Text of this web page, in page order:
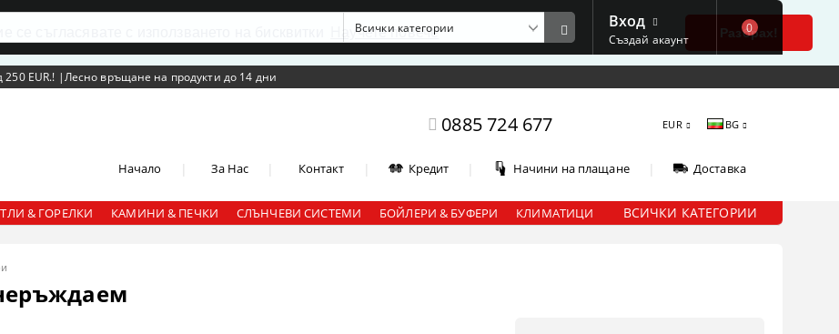
се съгласявате с използването на бисквитки Научете повече Разбрах!
EUR.! |Лесно връщане на продукти до 14 дни
0885 724 677 EUR BG
Начало За Нас Контакт Кредит Начини на плащане Доставка
Вход
Създай акаунт
0
& ГОРЕЛКИ КАМИНИ & ПЕЧКИ СЛЪНЧЕВИ СИСТЕМИ БОЙЛЕРИ & БУФЕРИ КЛИМАТИЦИ ВСИЧКИ КАТЕГОРИИ